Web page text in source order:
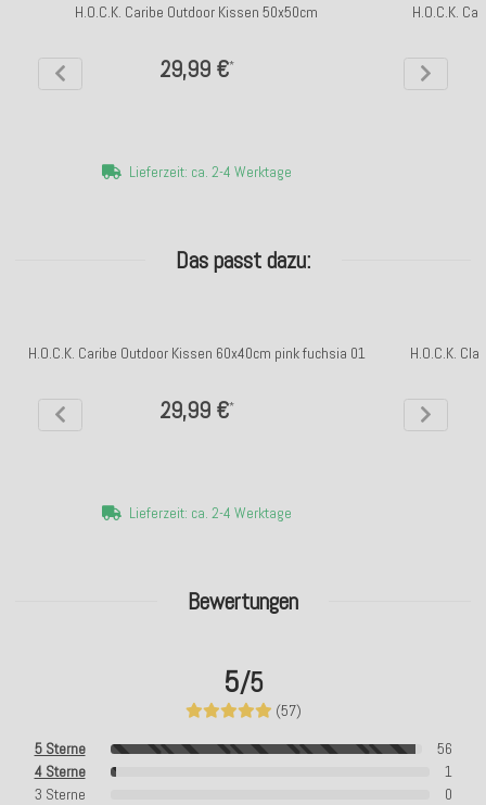
Bewertungen
5/5
(57)
5 Sterne
56
4 Sterne
1
3 Sterne
0
H.O.C.K. Caribe Outdoor Kissen 50x50cm
29,99 €*
Lieferzeit: ca. 2-4 Werktage
H.O.C.K.
Das passt dazu:
H.O.C.K. Caribe Outdoor Kissen 60x40cm pink fuchsia 01
29,99 €*
Lieferzeit: ca. 2-4 Werktage
H.O.C.K.